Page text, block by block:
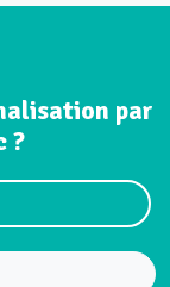
par
?